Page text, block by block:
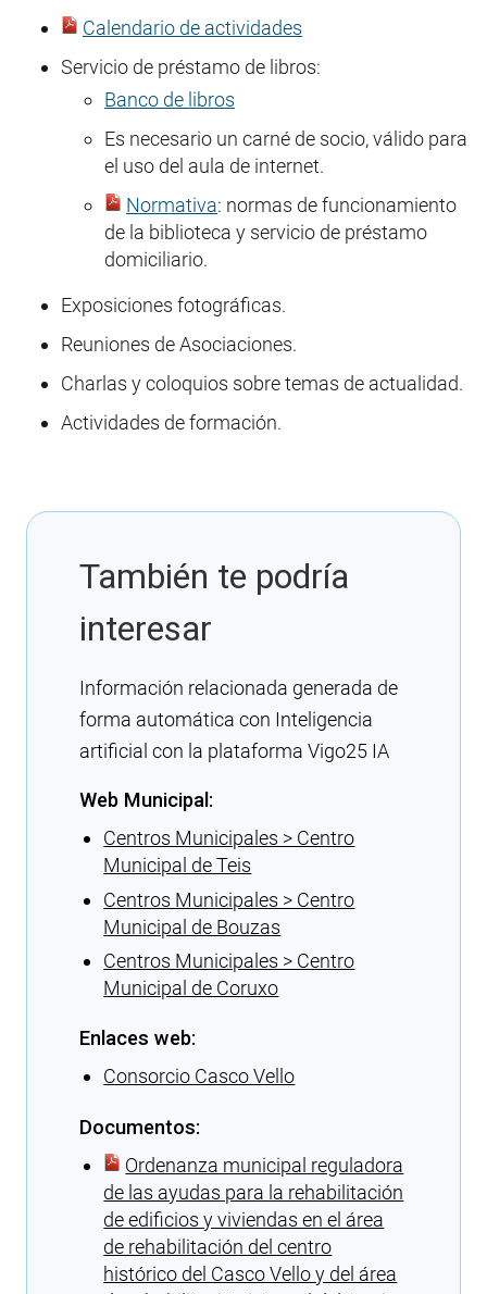
Calendario de actividades
Servicio de préstamo de libros:
Banco de libros
Es necesario un carné de socio, válido para
el uso del aula de internet.
Normativa: normas de funcionamiento
de la biblioteca y servicio de préstamo
domiciliario.
Exposiciones fotográficas.
Reuniones de Asociaciones.
Charlas y coloquios sobre temas de actualidad.
Actividades de formación.
También te podría
interesar
Información relacionada generada de
forma automática con Inteligencia
artificial con la plataforma Vigo25 IA
Web Municipal:
Centros Municipales > Centro
Municipal de Teis
Centros Municipales > Centro
Municipal de Bouzas
Centros Municipales > Centro
Municipal de Coruxo
Enlaces web:
Consorcio Casco Vello
Documentos:
Ordenanza municipal reguladora
de las ayudas para la rehabilitación
de edificios y viviendas en el área
de rehabilitación del centro
histórico del Casco Vello y del área